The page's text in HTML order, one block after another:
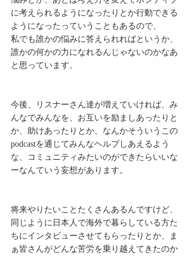
に考えられるようになったりとか行動できる
ようになったっていうこともあるので、
私でも誰かの悩みに答えられればというか、
誰かの何かの力になれるんじゃないのかなあ
と思っています。
今後、リスナーさん達が増えていければ、み
んなでみんなを、お互いを励ましあったりと
か、助けあったりとか、なんかそういうこの
podcastを通じてみんなヘルプしあえるよう
な、コミュニティみたいのができたらいいな
ーなんていう妄想があります。
将来やりたいことたくさんあるんですけど、
同じように日本人で海外で暮らしている方た
ちにインタビューさせてもらったりとか、ま
ぁ皆さんがどんな苦労を乗り越えてきたのか